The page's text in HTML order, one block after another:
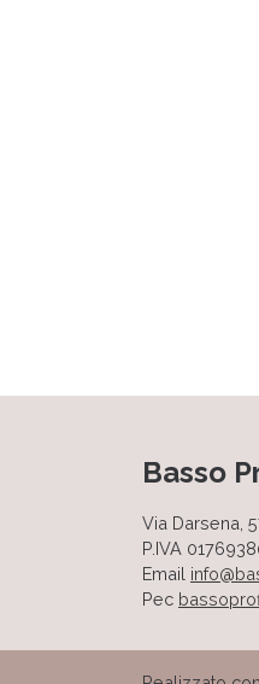
Basso
Via Darsena,
P.IVA
Email
Pec